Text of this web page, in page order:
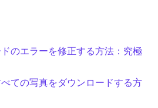
のエラーを修正する方法：究極
ての写真をダウンロードする方